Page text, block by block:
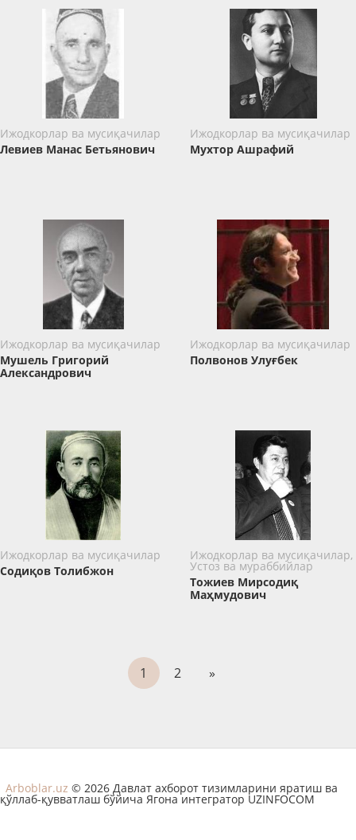
Ижодкорлар ва мусиқачилар
Левиев Манас Бетьянович
Ижодкорлар ва мусиқачилар
Мухтор Ашрафий
Ижодкорлар ва мусиқачилар
Мушель Григорий
Александрович
Ижодкорлар ва мусиқачилар
Полвонов Улуғбек
Ижодкорлар ва мусиқачилар
Содиқов Толибжон
Ижодкорлар ва мусиқачилар,
Устоз ва мураббийлар
Тожиев Мирсодиқ
Маҳмудович
1 2 »
Arboblar.uz © 2026 Давлат ахборот тизимларини яратиш ва
қўллаб-қувватлаш бўйича Ягона интегратор UZINFOCOM